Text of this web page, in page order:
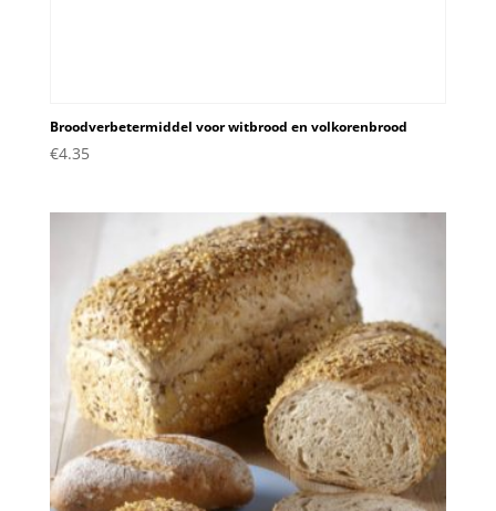
Broodverbetermiddel voor witbrood en volkorenbrood
€4.35